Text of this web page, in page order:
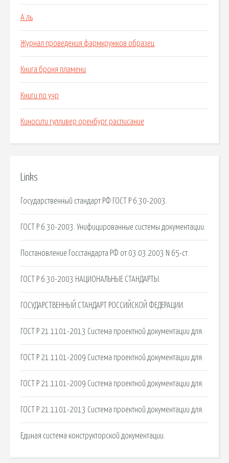
А ль
Журнал проведения фармкружков образец
Книга броня пламени
Книги по учр
Киносити гулливер оренбург расписание
Links
Государственный стандарт РФ ГОСТ Р 6.30-2003.
ГОСТ Р 6.30-2003. Унифицированные системы документации.
Постановление Госстандарта РФ от 03.03.2003 N 65-ст.
ГОСТ Р 6.30-2003 НАЦИОНАЛЬНЫЕ СТАНДАРТЫ.
ГОСУДАРСТВЕННЫЙ СТАНДАРТ РОССИЙСКОЙ ФЕДЕРАЦИИ.
ГОСТ Р 21.1101-2013 Система проектной документации для.
ГОСТ Р 21.1101-2009 Система проектной документации для.
ГОСТ Р 21.1101-2009 Система проектной документации для.
ГОСТ Р 21.1101-2013 Система проектной документации для.
Единая система конструкторской документации.